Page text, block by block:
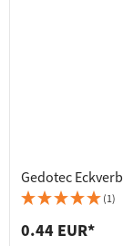
Gedotec
(1)
0.44 EUR*